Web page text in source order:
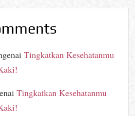
Tingkatkan Kesehatanmu
Tingkatkan Kesehatanmu